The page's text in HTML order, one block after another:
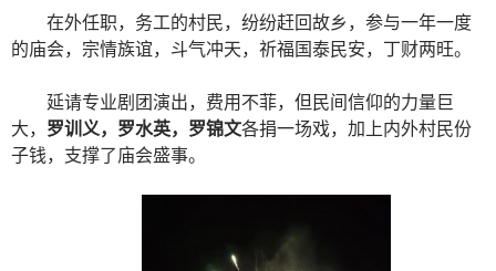
在外任职，务工的村民，纷纷赶回故乡，参与一年一度
的庙会，宗情族谊，斗气冲天，祈福国泰民安，丁财两旺。
延请专业剧团演出，费用不菲，但民间信仰的力量巨
大， 罗训义，罗水英，罗锦文各捐一场戏，加上内外村民份
子钱，支撑了庙会盛事。